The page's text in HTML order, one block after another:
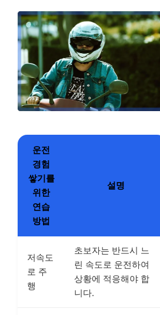
운전
경험
쌓기를
위한
연습
방법
설명
저속도
로 주
행
초보자는 반드시 느
린 속도로 운전하여
상황에 적응해야 합
니다.